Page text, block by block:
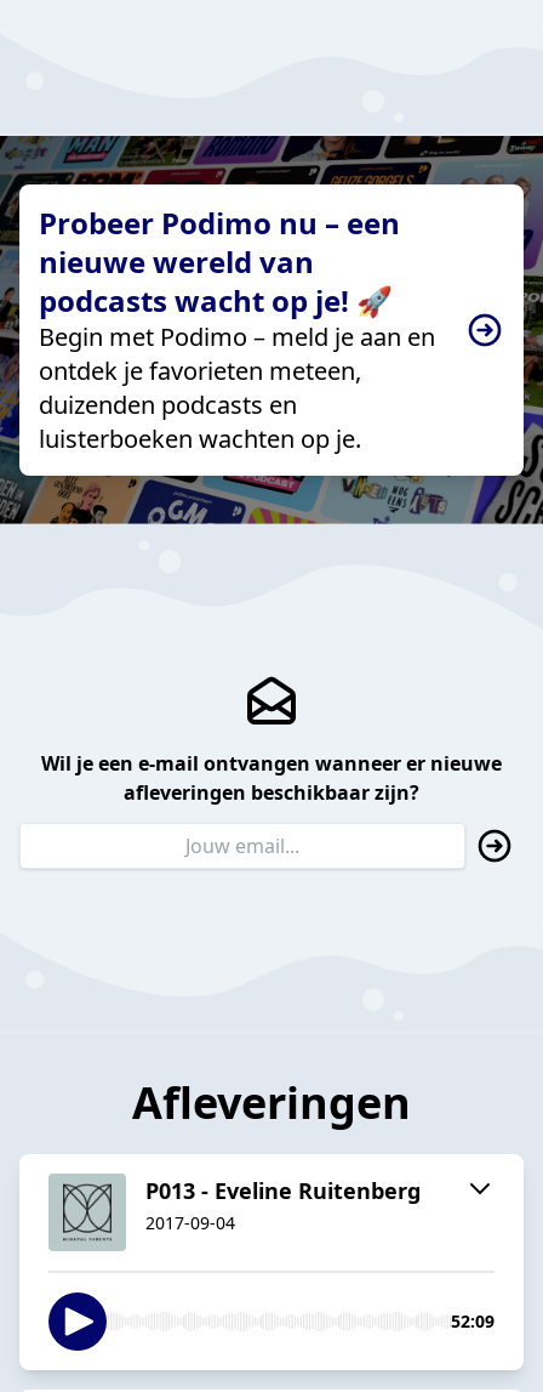
Probeer Podimo nu – een
nieuwe wereld van
podcasts wacht op je! 🚀
Begin met Podimo – meld je aan en
ontdek je favorieten meteen,
duizenden podcasts en
luisterboeken wachten op je.
Wil je een e-mail ontvangen wanneer er nieuwe
afleveringen beschikbaar zijn?
Afleveringen
P013 - Eveline Ruitenberg
2017-09-04
52:09